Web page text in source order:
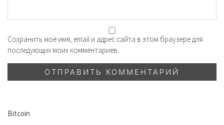
Сохранить моё имя, email и адрес сайта в этом браузере для
последующих моих комментариев.
Bitcoin